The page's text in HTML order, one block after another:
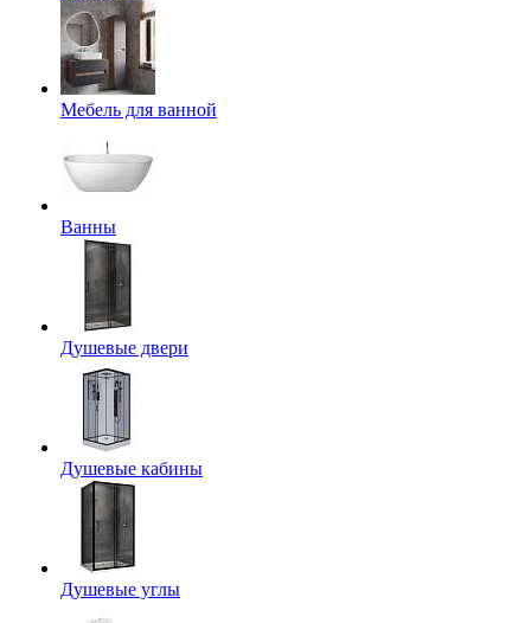
Мебель для ванной
Ванны
Душевые двери
Душевые кабины
Душевые углы